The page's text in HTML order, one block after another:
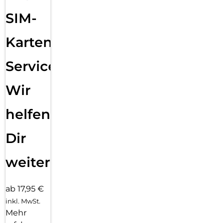
SIM-
Karten
Service:
Wir
helfen
Dir
weiter
ab 17,95 €
inkl. MwSt.
Mehr